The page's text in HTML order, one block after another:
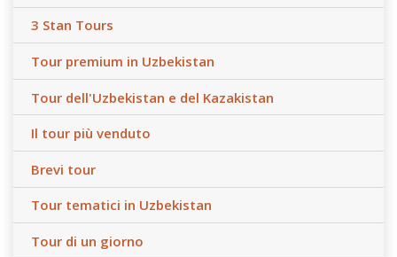
3 Stan Tours
Tour premium in Uzbekistan
Tour dell'Uzbekistan e del Kazakistan
Il tour più venduto
Brevi tour
Tour tematici in Uzbekistan
Tour di un giorno